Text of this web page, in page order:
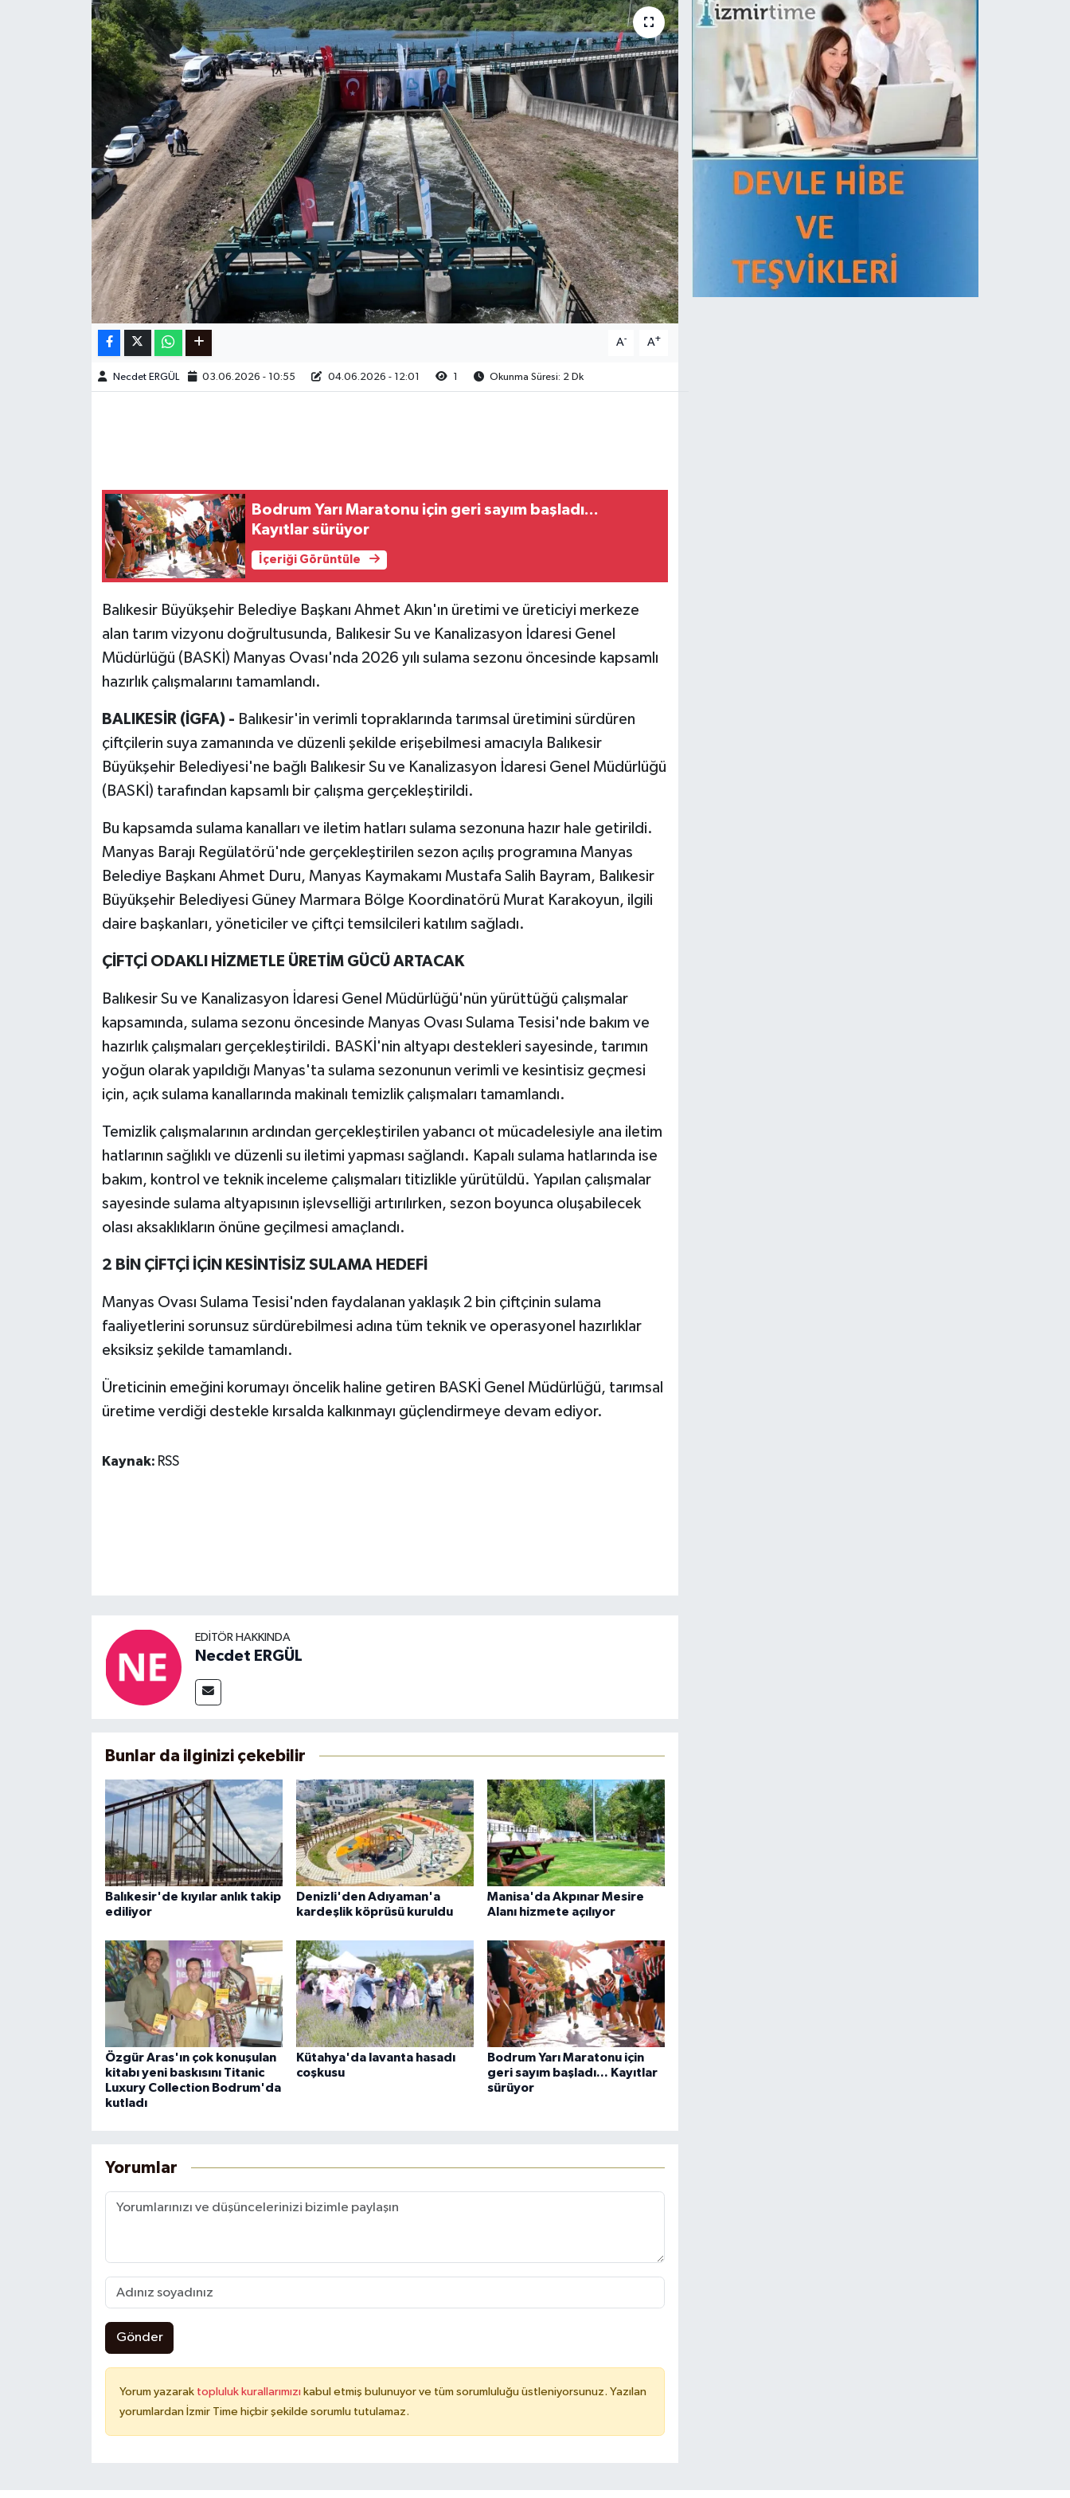
A- A+
Necdet ERGÜL 03.06.2026 - 10:55 04.06.2026 - 12:01 1 Okunma Süresi: 2 Dk
Bodrum Yarı Maratonu için geri sayım başladı...
Kayıtlar sürüyor
İçeriği Görüntüle
Balıkesir Büyükşehir Belediye Başkanı Ahmet Akın'ın üretimi ve üreticiyi merkeze
alan tarım vizyonu doğrultusunda, Balıkesir Su ve Kanalizasyon İdaresi Genel
Müdürlüğü (BASKİ) Manyas Ovası'nda 2026 yılı sulama sezonu öncesinde kapsamlı
hazırlık çalışmalarını tamamlandı.
BALIKESİR (İGFA) - Balıkesir'in verimli topraklarında tarımsal üretimini sürdüren
çiftçilerin suya zamanında ve düzenli şekilde erişebilmesi amacıyla Balıkesir
Büyükşehir Belediyesi'ne bağlı Balıkesir Su ve Kanalizasyon İdaresi Genel Müdürlüğü
(BASKİ) tarafından kapsamlı bir çalışma gerçekleştirildi.
Bu kapsamda sulama kanalları ve iletim hatları sulama sezonuna hazır hale getirildi.
Manyas Barajı Regülatörü'nde gerçekleştirilen sezon açılış programına Manyas
Belediye Başkanı Ahmet Duru, Manyas Kaymakamı Mustafa Salih Bayram, Balıkesir
Büyükşehir Belediyesi Güney Marmara Bölge Koordinatörü Murat Karakoyun, ilgili
daire başkanları, yöneticiler ve çiftçi temsilcileri katılım sağladı.
ÇİFTÇİ ODAKLI HİZMETLE ÜRETİM GÜCÜ ARTACAK
Balıkesir Su ve Kanalizasyon İdaresi Genel Müdürlüğü'nün yürüttüğü çalışmalar
kapsamında, sulama sezonu öncesinde Manyas Ovası Sulama Tesisi'nde bakım ve
hazırlık çalışmaları gerçekleştirildi. BASKİ'nin altyapı destekleri sayesinde, tarımın
yoğun olarak yapıldığı Manyas'ta sulama sezonunun verimli ve kesintisiz geçmesi
için, açık sulama kanallarında makinalı temizlik çalışmaları tamamlandı.
Temizlik çalışmalarının ardından gerçekleştirilen yabancı ot mücadelesiyle ana iletim
hatlarının sağlıklı ve düzenli su iletimi yapması sağlandı. Kapalı sulama hatlarında ise
bakım, kontrol ve teknik inceleme çalışmaları titizlikle yürütüldü. Yapılan çalışmalar
sayesinde sulama altyapısının işlevselliği artırılırken, sezon boyunca oluşabilecek
olası aksaklıkların önüne geçilmesi amaçlandı.
2 BİN ÇİFTÇİ İÇİN KESİNTİSİZ SULAMA HEDEFİ
Manyas Ovası Sulama Tesisi'nden faydalanan yaklaşık 2 bin çiftçinin sulama
faaliyetlerini sorunsuz sürdürebilmesi adına tüm teknik ve operasyonel hazırlıklar
eksiksiz şekilde tamamlandı.
Üreticinin emeğini korumayı öncelik haline getiren BASKİ Genel Müdürlüğü, tarımsal
üretime verdiği destekle kırsalda kalkınmayı güçlendirmeye devam ediyor.
Kaynak: RSS
EDITÖR HAKKINDA
Necdet ERGÜL
Bunlar da ilginizi çekebilir
Balıkesir'de kıyılar anlık takip
ediliyor
Denizli'den Adıyaman'a
kardeşlik köprüsü kuruldu
Manisa'da Akpınar Mesire
Alanı hizmete açılıyor
Özgür Aras'ın çok konuşulan
kitabı yeni baskısını Titanic
Luxury Collection Bodrum'da
kutladı
Kütahya'da lavanta hasadı
coşkusu
Bodrum Yarı Maratonu için
geri sayım başladı... Kayıtlar
sürüyor
Yorumlar
Gönder
Yorum yazarak topluluk kurallarımızı kabul etmiş bulunuyor ve tüm sorumluluğu üstleniyorsunuz. Yazılan
yorumlardan İzmir Time hiçbir şekilde sorumlu tutulamaz.
İletişim